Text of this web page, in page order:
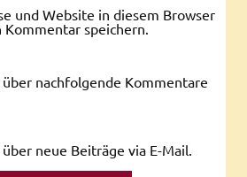
und Website in diesem Browser
speichern.
nachfolgende Kommentare
neue Beiträge via E-Mail.